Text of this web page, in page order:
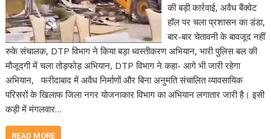
की बड़ी कार्रवाई, अवैध बैंक्वेट
हॉल पर चला प्रशासन का डंडा,
बार-बार चेतावनी के बावजूद नहीं
रुके संचालक, DTP विभाग ने किया बड़ा ध्वस्तीकरण अभियान, भारी पुलिस बल की
मौजूदगी में चला तोड़फोड़ अभियान, DTP विभाग ने कहा- आगे भी जारी रहेगा
अभियान, फरीदाबाद में अवैध निर्माणों और बिना अनुमति संचालित व्यावसायिक
परिसरों के खिलाफ जिला नगर योजनाकार विभाग का अभियान लगातार जारी है। इसी
कड़ी में मंगलवार…
READ MORE